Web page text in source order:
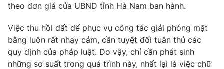
theo đơn giá của UBND tỉnh Hà Nam ban hành.
Việc thu hồi đất để phục vụ công tác giải phóng mặt
bằng luôn rất nhạy cảm, cần tuyệt đối tuân thủ các
quy định của pháp luật. Do vậy, chỉ cần phát sinh
những sơ suất trong quá trình này, nhất lại là việc chữ